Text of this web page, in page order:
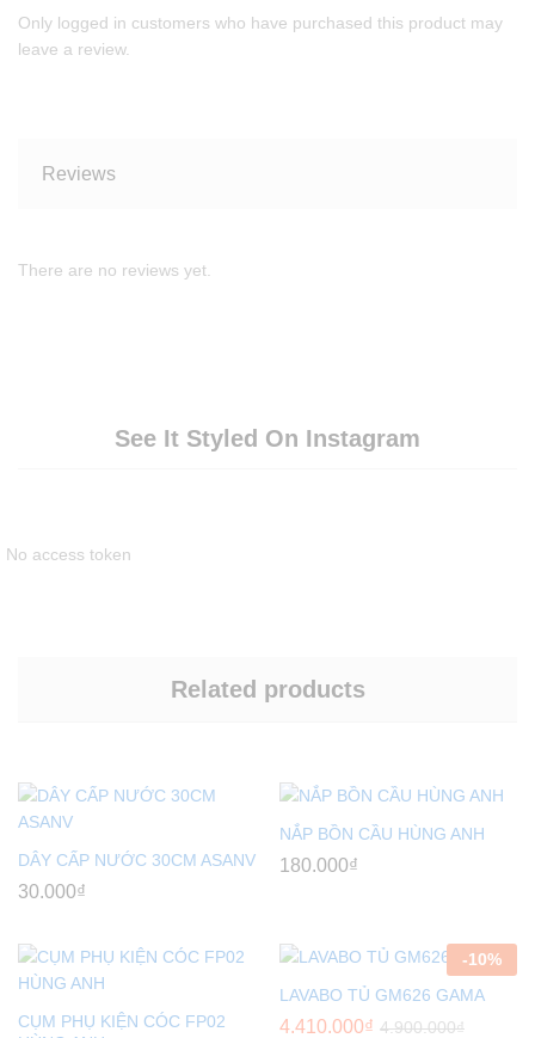
Only logged in customers who have purchased this product may
leave a review.
Reviews
There are no reviews yet.
See It Styled On Instagram
No access token
Related products
DÂY CẤP NƯỚC 30CM ASANV
30.000₫
NẮP BỒN CẦU HÙNG ANH
180.000₫
CỤM PHỤ KIỆN CÓC FP02
-10%
LAVABO TỦ GM626 GAMA
4.410.000₫ 4.900.000₫